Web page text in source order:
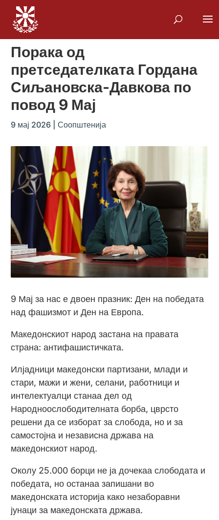
Порака од
претседателката Гордана
Сиљановска-Давкова по
повод 9 Мај
9 мај 2026 |Соопштенија
9 Мај за нас е двоен празник: Ден на победата
над фашизмот и Ден на Европа.
Македонскиот народ застана на правата
страна: антифашистичката.
Илјадници македонски партизани, млади и
стари, мажи и жени, селани, работници и
интелектуалци станаа дел од
Народноослободителната борба, цврсто
решени да се изборат за слобода, но и за
самостојна и независна држава на
македонскиот народ.
Околу 25.000 борци не ја дочекаа слободата и
победата, но останаа запишани во
македонската историја како незаборавни
јунаци за македонската држава.